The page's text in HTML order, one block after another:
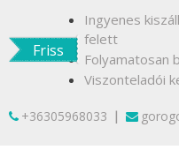
contentFriss
Ingyenes
felett
Folyamatosan
Viszonteladói
+36305968033 |